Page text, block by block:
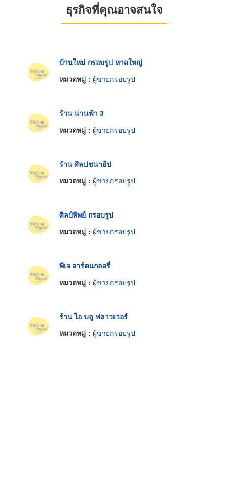
ธุรกิจที่คุณอาจสนใจ
บ้านใหม่ กรอบรูป หาดใหญ่
หมวดหมู่ : ผู้ขายกรอบรูป
ร้าน น่านฟ้า 3
หมวดหมู่ : ผู้ขายกรอบรูป
ร้าน ศิลปชนาธิป
หมวดหมู่ : ผู้ขายกรอบรูป
ศิลป์ทิพย์ กรอบรูป
หมวดหมู่ : ผู้ขายกรอบรูป
พีเจ อาร์ตแกลอรี่
หมวดหมู่ : ผู้ขายกรอบรูป
ร้าน ไอ บลู ฟลาวเวอร์
หมวดหมู่ : ผู้ขายกรอบรูป